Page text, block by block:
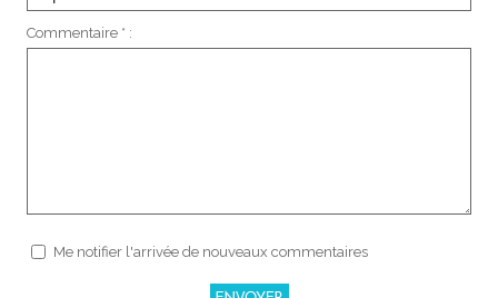
Commentaire * :
Me notifier l'arrivée de nouveaux commentaires